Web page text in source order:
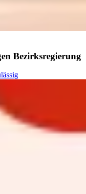
Bezirksregierung